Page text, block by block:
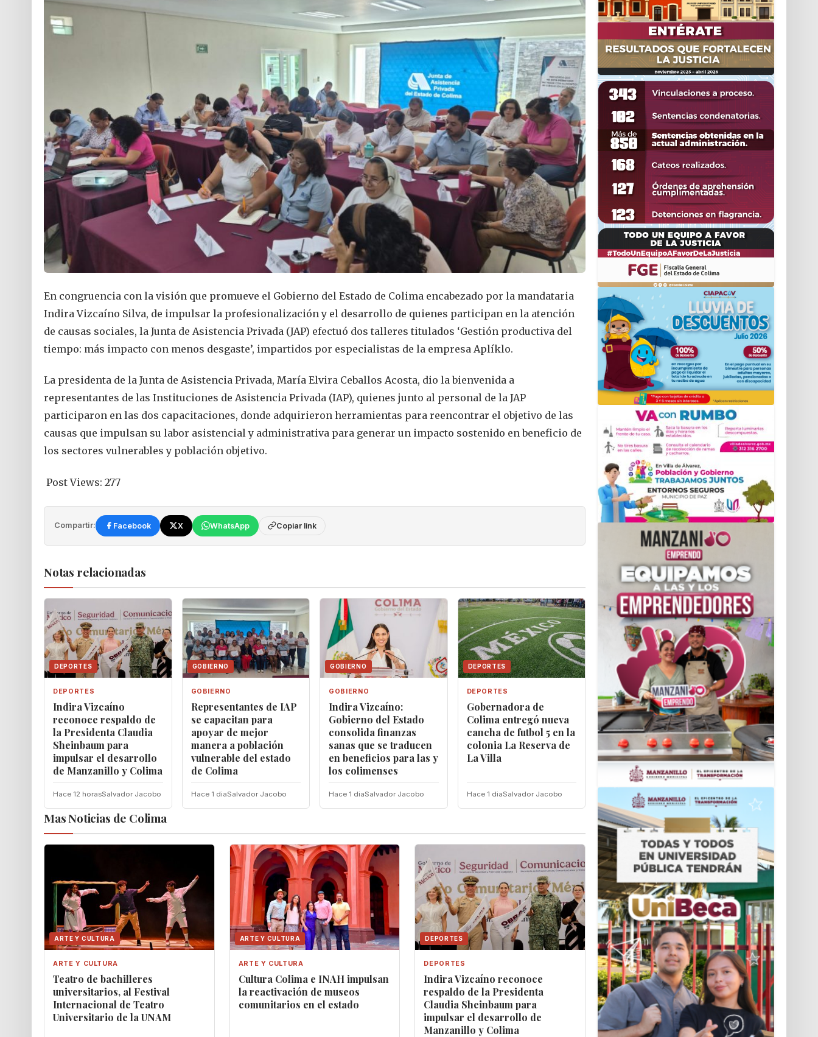
En congruencia con la visión que promueve el Gobierno del Estado de Colima encabezado por la mandataria
Indira Vizcaíno Silva, de impulsar la profesionalización y el desarrollo de quienes participan en la atención
de causas sociales, la Junta de Asistencia Privada (JAP) efectuó dos talleres titulados ‘Gestión productiva del
tiempo: más impacto con menos desgaste’, impartidos por especialistas de la empresa Aplíklo.
La presidenta de la Junta de Asistencia Privada, María Elvira Ceballos Acosta, dio la bienvenida a
representantes de las Instituciones de Asistencia Privada (IAP), quienes junto al personal de la JAP
participaron en las dos capacitaciones, donde adquirieron herramientas para reencontrar el objetivo de las
causas que impulsan su labor asistencial y administrativa para generar un impacto sostenido en beneficio de
los sectores vulnerables y población objetivo.
Post Views: 277
Compartir: Facebook X WhatsApp Copiar link
Notas relacionadas
DEPORTES
DEPORTES
Indira Vizcaíno
reconoce respaldo de
la Presidenta Claudia
Sheinbaum para
impulsar el desarrollo
de Manzanillo y Colima
Hace 12 horasSalvador Jacobo
GOBIERNO
GOBIERNO
Representantes de IAP
se capacitan para
apoyar de mejor
manera a población
vulnerable del estado
de Colima
Hace 1 diaSalvador Jacobo
GOBIERNO
GOBIERNO
Indira Vizcaíno:
Gobierno del Estado
consolida finanzas
sanas que se traducen
en beneficios para las y
los colimenses
Hace 1 diaSalvador Jacobo
DEPORTES
DEPORTES
Gobernadora de
Colima entregó nueva
cancha de futbol 5 en la
colonia La Reserva de
La Villa
Hace 1 diaSalvador Jacobo
Mas Noticias de Colima
ARTE Y CULTURA
ARTE Y CULTURA
Teatro de bachilleres
universitarios, al Festival
Internacional de Teatro
Universitario de la UNAM
ARTE Y CULTURA
ARTE Y CULTURA
Cultura Colima e INAH impulsan
la reactivación de museos
comunitarios en el estado
DEPORTES
DEPORTES
Indira Vizcaíno reconoce
respaldo de la Presidenta
Claudia Sheinbaum para
impulsar el desarrollo de
Manzanillo y Colima